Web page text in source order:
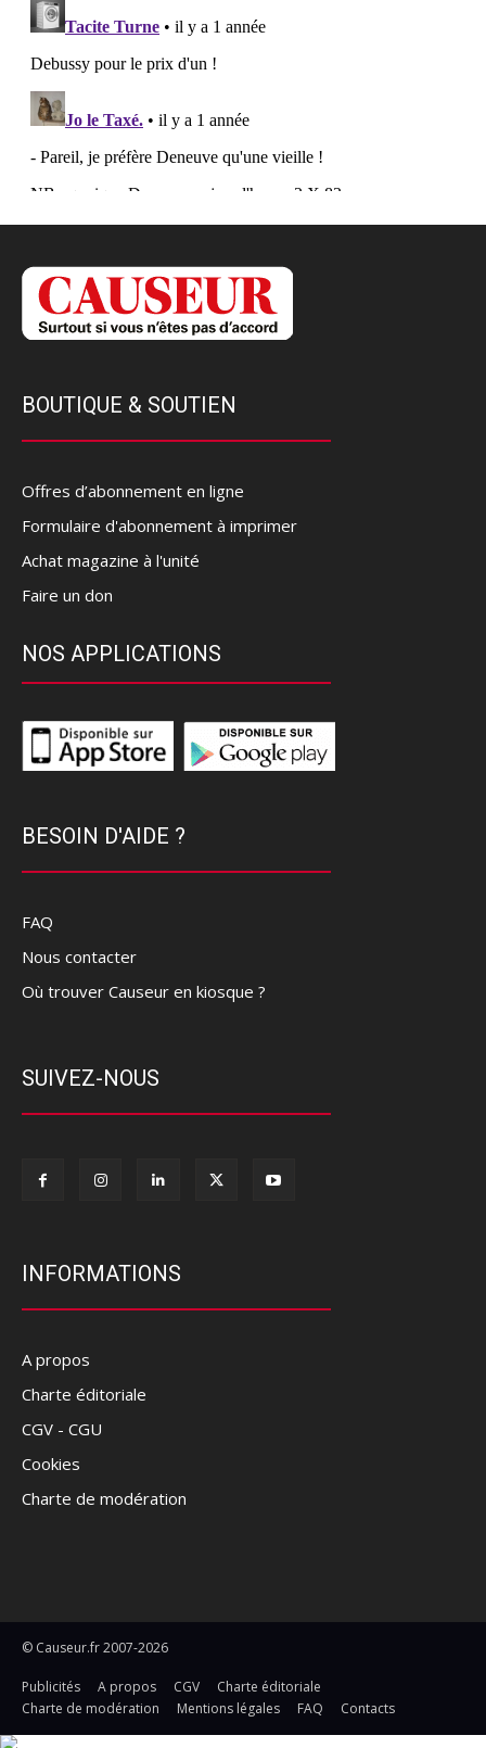
BOUTIQUE & SOUTIEN
Offres d’abonnement en ligne
Formulaire d'abonnement à imprimer
Achat magazine à l'unité
Faire un don
NOS APPLICATIONS
BESOIN D'AIDE ?
FAQ
Nous contacter
Où trouver Causeur en kiosque ?
SUIVEZ-NOUS
INFORMATIONS
A propos
Charte éditoriale
CGV - CGU
Cookies
Charte de modération
© Causeur.fr 2007-2026
Publicités A propos CGV
Charte éditoriale
Charte de modération
Mentions légales FAQ Contacts